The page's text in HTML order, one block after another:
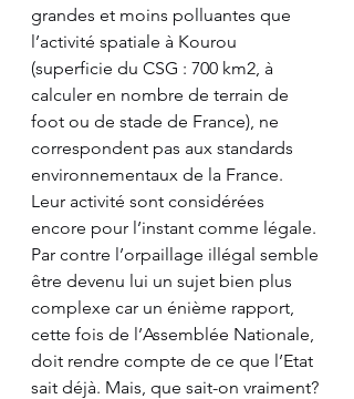
grandes et moins polluantes que
l’activité spatiale à Kourou
(superficie du CSG : 700 km2, à
calculer en nombre de terrain de
foot ou de stade de France), ne
correspondent pas aux standards
environnementaux de la France.
Leur activité sont considérées
encore pour l’instant comme légale.
Par contre l’orpaillage illégal semble
être devenu lui un sujet bien plus
complexe car un énième rapport,
cette fois de l’Assemblée Nationale,
doit rendre compte de ce que l’Etat
sait déjà. Mais, que sait-on vraiment?